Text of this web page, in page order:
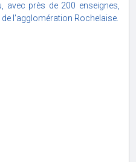
avec près de 200 enseignes,
l'agglomération Rochelaise.